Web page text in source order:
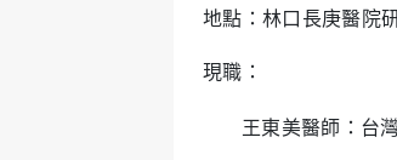
地點：林口長庚醫院
現職：
王東美醫師：台